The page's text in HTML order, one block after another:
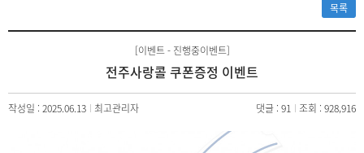
목록
[이벤트 - 진행중이벤트]
전주사랑콜 쿠폰증정 이벤트
작성일 : 2025.06.13 최고관리자 댓글 : 91 조회 : 928,916